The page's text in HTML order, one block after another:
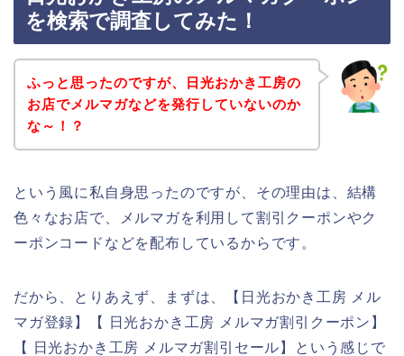
を検索で調査してみた！
ふっと思ったのですが、日光おかき工房の
お店でメルマガなどを発行していないのか
な～！？
という風に私自身思ったのですが、その理由は、結構
色々なお店で、メルマガを利用して割引クーポンやク
ーポンコードなどを配布しているからです。
だから、とりあえず、まずは、【日光おかき工房 メル
マガ登録】【 日光おかき工房 メルマガ割引クーポン】
【 日光おかき工房 メルマガ割引セール】という感じで